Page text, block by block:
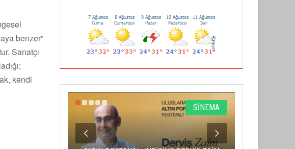
benzer”
Sanatçı
kendi
SİNEMA